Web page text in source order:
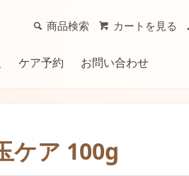
商品検索 カートを見る
キャリー
ケア予約 お問い合わせ
ケア 100g